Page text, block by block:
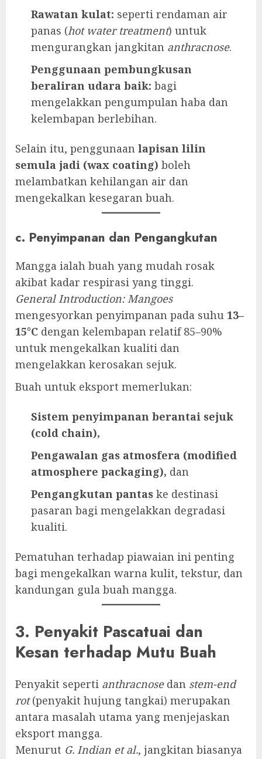
Rawatan kulat: seperti rendaman air
panas (hot water treatment) untuk
mengurangkan jangkitan anthracnose.
Penggunaan pembungkusan
beraliran udara baik: bagi
mengelakkan pengumpulan haba dan
kelembapan berlebihan.
Selain itu, penggunaan lapisan lilin
semula jadi (wax coating) boleh
melambatkan kehilangan air dan
mengekalkan kesegaran buah.
c. Penyimpanan dan Pengangkutan
Mangga ialah buah yang mudah rosak
akibat kadar respirasi yang tinggi.
General Introduction: Mangoes
mengesyorkan penyimpanan pada suhu 13–
15°C dengan kelembapan relatif 85–90%
untuk mengekalkan kualiti dan
mengelakkan kerosakan sejuk.
Buah untuk eksport memerlukan:
Sistem penyimpanan berantai sejuk
(cold chain),
Pengawalan gas atmosfera (modified
atmosphere packaging), dan
Pengangkutan pantas ke destinasi
pasaran bagi mengelakkan degradasi
kualiti.
Pematuhan terhadap piawaian ini penting
bagi mengekalkan warna kulit, tekstur, dan
kandungan gula buah mangga.
3. Penyakit Pascatuai dan
Kesan terhadap Mutu Buah
Penyakit seperti anthracnosedan stem-end
rot(penyakit hujung tangkai) merupakan
antara masalah utama yang menjejaskan
eksport mangga.
Menurut G. Indian et al., jangkitan biasanya